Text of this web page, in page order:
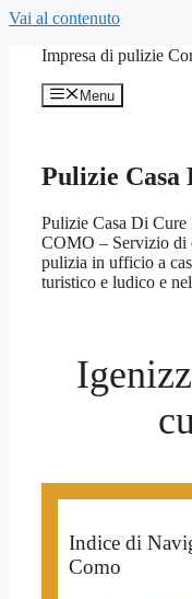
Vai al contenuto
Impresa di pulizie
Menu
Pulizie Casa
Pulizie Casa Di
COMO – Servizio di
pulizia in ufficio a
turistico e ludico e
Indice di
Como